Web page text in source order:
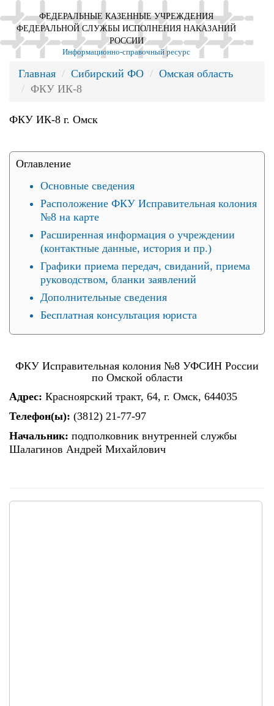
ФЕДЕРАЛЬНЫЕ КАЗЕННЫЕ УЧРЕЖДЕНИЯ
ФЕДЕРАЛЬНОЙ СЛУЖБЫ ИСПОЛНЕНИЯ НАКАЗАНИЙ
РОССИИ
Информационно-справочный ресурс
Главная Сибирский ФО
Омская область
ФКУ ИК-8
ФКУ ИК-8 г. Омск
Оглавление
Основные сведения
Расположение ФКУ Исправительная колония
№8 на карте
Расширенная информация о учреждении
(контактные данные, история и пр.)
Графики приема передач, свиданий, приема
руководством, бланки заявлений
Дополнительные сведения
Бесплатная консультация юриста
ФКУ Исправительная колония №8 УФСИН России
по Омской области
Адрес: Красноярский тракт, 64, г. Омск, 644035
Телефон(ы): (3812) 21-77-97
Начальник: подполковник внутренней службы
Шалагинов Андрей Михайлович